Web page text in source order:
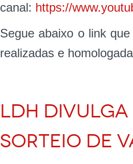
canal: https://
Segue abaixo o link
realizadas e
LDH DIVULGA
SORTEIO DE